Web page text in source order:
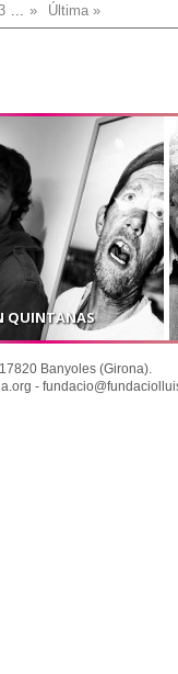
» Última »
QUINTANAS
Banyoles (Girona).
-